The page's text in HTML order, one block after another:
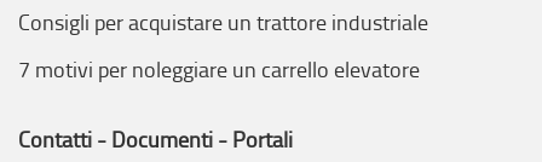
Consigli per acquistare un trattore industriale
7 motivi per noleggiare un carrello elevatore
Contatti - Documenti - Portali